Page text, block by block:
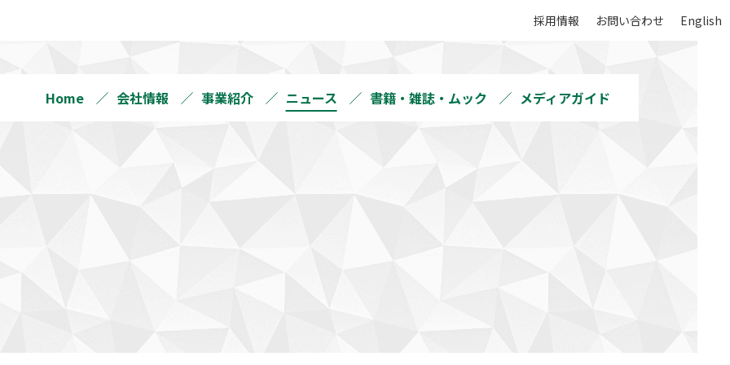
採用情報 お問い合わせ English
Home 会社情報 事業紹介 ニュース 書籍・雑誌・ムック メディアガイド